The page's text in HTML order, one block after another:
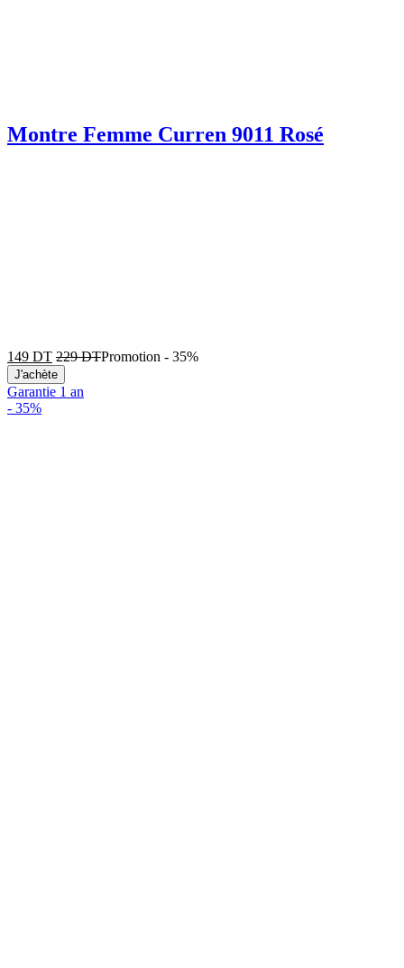
Montre Femme Curren 9011 Rosé
149 DT 229DTPromotion - 35%
J'achète
Garantie 1 an
- 35%